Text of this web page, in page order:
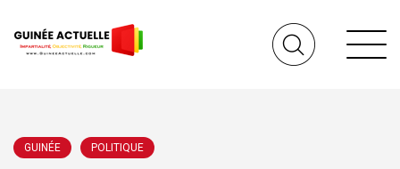
GUINÉE POLITIQUE